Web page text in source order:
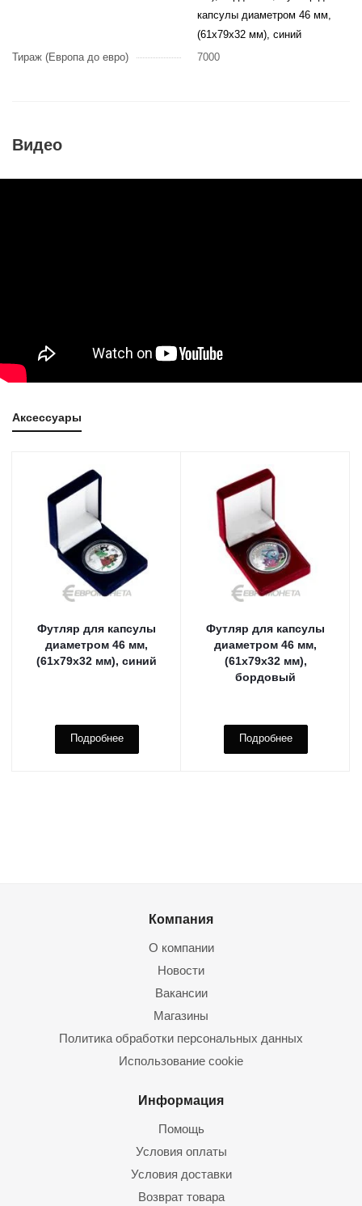
капсулы диаметром 46 мм,
(61х79х32 мм), синий
Тираж (Европа до евро)
7000
Видео
Аксессуары
Футляр для капсулы
диаметром 46 мм,
(61х79х32 мм), синий
Подробнее
Футляр для капсулы
диаметром 46 мм,
(61х79х32 мм),
бордовый
Подробнее
Компания
О компании
Новости
Вакансии
Магазины
Политика обработки персональных данных
Использование cookie
Информация
Помощь
Условия оплаты
Условия доставки
Возврат товара